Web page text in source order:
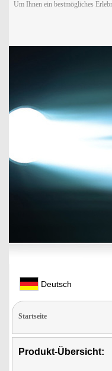
Um Ihnen ein bestmögliches
Deutsch
Startseite
Produkt-Übersicht: